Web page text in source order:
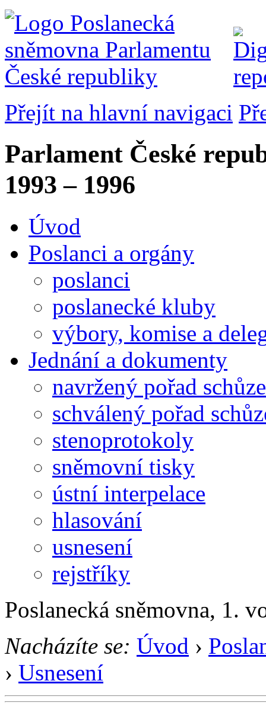
Přejít na hlavní navigaci
Parlament České
1993 – 1996
Úvod
Poslanci a orgány
poslanci
poslanecké kluby
výbory, komise a
Jednání a dokumenty
navržený pořad schůze
schválený pořad
stenoprotokoly
sněmovní tisky
ústní interpelace
hlasování
usnesení
rejstříky
Poslanecká sněmovna, 1.
Nacházíte se: Úvod ›
› Usnesení